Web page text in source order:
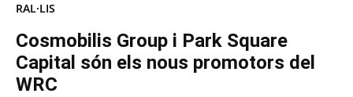
RAL·LIS
Cosmobilis Group i Park Square
Capital són els nous promotors del
WRC